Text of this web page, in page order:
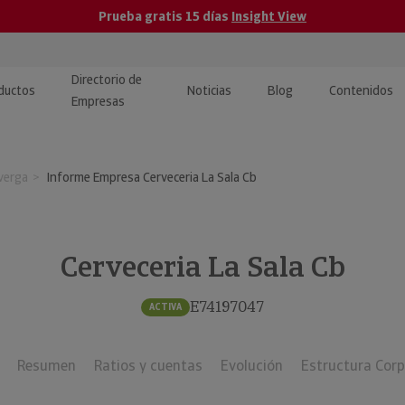
Prueba gratis 15 días Insight View
· Recuperación de
Directorio de
Empresas
Noticias Blog Contenidos
y tutoriales
Investigada
Informe Empresa Cerveceria La Sala Cb
Cerveceria La Sala Cb
ACTIVA E74197047
Resumen Ratios y cuentas Evolución Estructura